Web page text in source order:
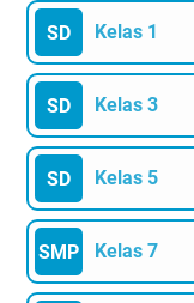
SD Kelas 1
SD Kelas 3
SD Kelas 5
SMP Kelas 7